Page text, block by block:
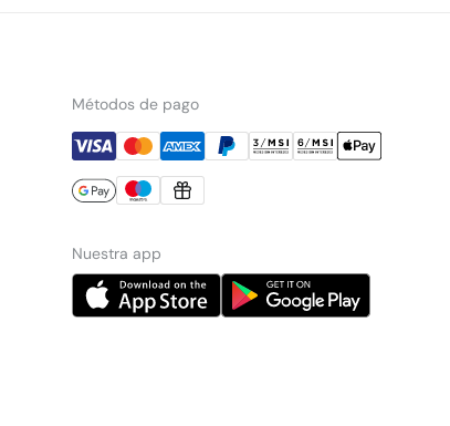
Métodos de pago
Nuestra app